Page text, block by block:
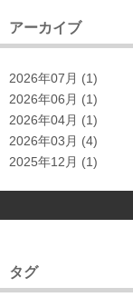
アーカイブ
2026年07月 (1)
2026年06月 (1)
2026年04月 (1)
2026年03月 (4)
2025年12月 (1)
タグ